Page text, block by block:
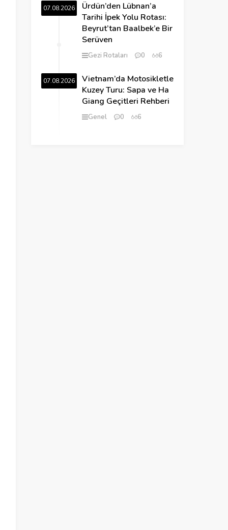
07.08.2026
Ürdün’den Lübnan’a
Tarihi İpek Yolu Rotası:
Beyrut’tan Baalbek’e Bir
Serüven
Gezi Rotaları 0 6
07.08.2026
Vietnam’da Motosikletle
Kuzey Turu: Sapa ve Ha
Giang Geçitleri Rehberi
Genel 0 6